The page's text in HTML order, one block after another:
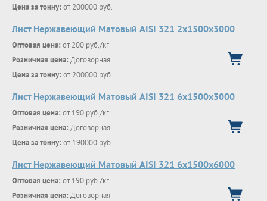
Цена за тонну: от 200000 руб.
Лист Нержавеющий Матовый AISI 321 2х1500х3000
Оптовая цена: от 200 руб./кг
Розничная цена: Договорная
Цена за тонну: от 200000 руб.
Лист Нержавеющий Матовый AISI 321 6х1500х3000
Оптовая цена: от 190 руб./кг
Розничная цена: Договорная
Цена за тонну: от 190000 руб.
Лист Нержавеющий Матовый AISI 321 6х1500х6000
Оптовая цена: от 190 руб./кг
Розничная цена: Договорная